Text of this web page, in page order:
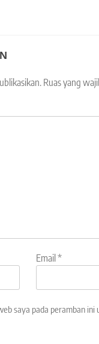
Ruas yang
Email*
saya pada peramban